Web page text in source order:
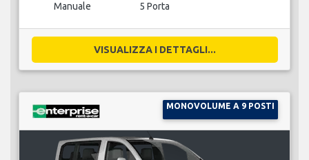
Manuale 5 Porta
VISUALIZZA I DETTAGLI...
MONOVOLUME A 9 POSTI